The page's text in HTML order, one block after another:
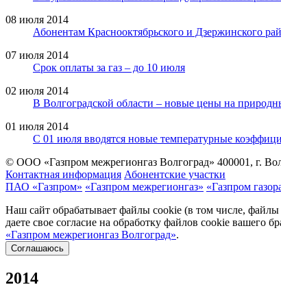
08 июля 2014
Абонентам Краснооктябрьского и Дзержинского
07 июля 2014
Срок оплаты за газ – до 10 июля
02 июля 2014
В Волгоградской области – новые цены на
01 июля 2014
С 01 июля вводятся новые температурные
© ООО «Газпром межрегионгаз Волгоград» 400001, г.
Контактная информация Абонентские участки
ПАО «Газпром» «Газпром межрегионгаз» «Газпром
Наш сайт обрабатывает файлы cookie (в том числе,
даете свое согласие на обработку файлов cookie вашего
«Газпром межрегионгаз Волгоград».
Соглашаюсь
2014